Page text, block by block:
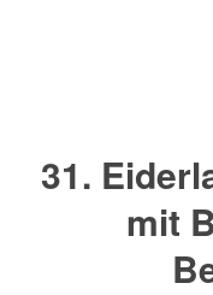
31.
mit